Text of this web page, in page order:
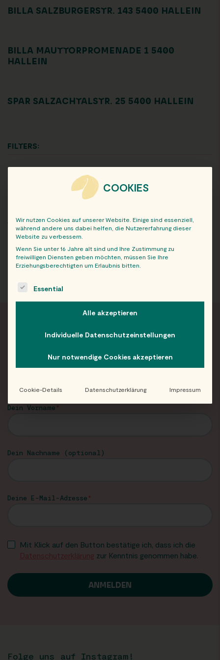
BILLA SALZBURGERSTR. 143 5400 HALLEIN
BILLA MAUTTORPROMENADE 1 5400
HALLEIN
SPAR SALZACHTALSTR. 25 5400 HALLEIN
FILTERS:
ARCHIV
Dein Vorname
Dein Nachname (optional)
Deine E-Mail-Adresse
Mit Klick auf den Button bestätige ich, dass ich die
Datenschutzerklärung zur Kenntnis genommen habe.
Folge uns auf Instagram!
COOKIES
Wir nutzen Cookies auf unserer Website. Einige sind essenziell,
während andere uns dabei helfen, die Nutzererfahrung dieser
Website zu verbessern.
Wenn Sie unter 16 Jahre alt sind und Ihre Zustimmung zu
freiwilligen Diensten geben möchten, müssen Sie Ihre
Erziehungsberechtigten um Erlaubnis bitten.
The following is a list of service groups for which consent
Essential
Alle akzeptieren
Individuelle Datenschutzeinstellungen
Nur notwendige Cookies akzeptieren
Cookie-Details Datenschutzerklärung Impressum